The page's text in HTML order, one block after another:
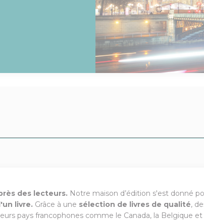
des lecteurs. Notre maison d’édition s'est donné
livre. Grâce à une sélection de livres de qualité,
pays francophones comme le Canada, la Belgique et